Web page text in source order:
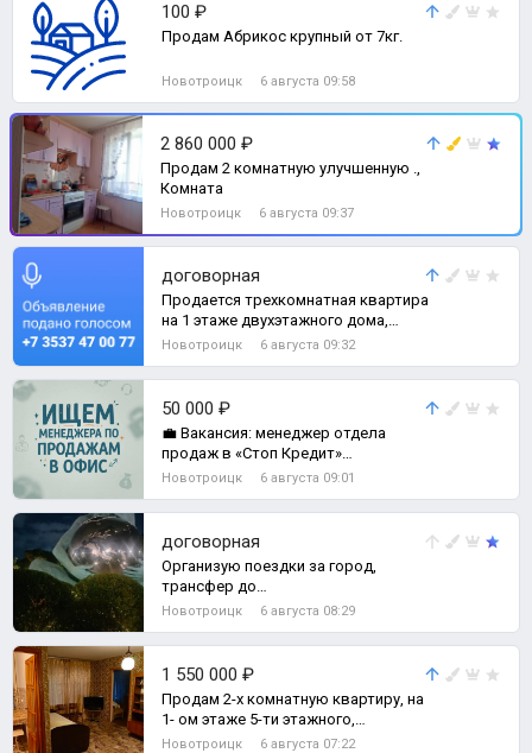
100 ₽
Продам Абрикос крупный от 7кг.
Новотроицк 6 августа 09:58
2 860 000 ₽
Продам 2 комнатную улучшенную .,
Комната
Новотроицк 6 августа 09:37
договорная
Продается трехкомнатная квартира
на 1 этаже двухэтажного дома,
площадь 63,5 цена 2 000 000р, район
Новотроицк 6 августа 09:32
50 000 ₽
💼 Вакансия: менеджер отдела
продаж в «Стоп Кредит»
(Новотроицк) Мы — федеральная
Новотроицк 6 августа 09:01
договорная
Организую поездки за город,
трансфер до
аэропорта,свадьбы,праздники,море)
Новотроицк 6 августа 08:29
1 550 000 ₽
Продам 2-х комнатную квартиру, на
1- ом этаже 5-ти этажного,
кирпичного дома., 2-комн. квартира
Новотроицк 6 августа 07:22